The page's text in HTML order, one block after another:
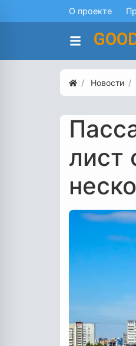
О проекте
Новости
лист